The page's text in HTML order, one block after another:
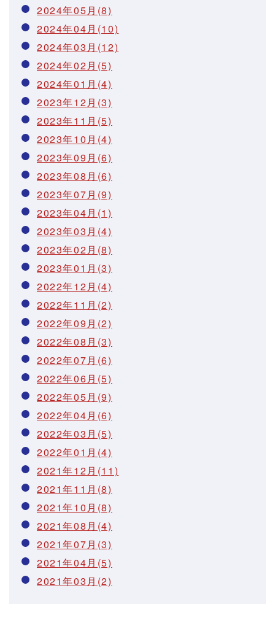
2024年05月(8)
2024年04月(10)
2024年03月(12)
2024年02月(5)
2024年01月(4)
2023年12月(3)
2023年11月(5)
2023年10月(4)
2023年09月(6)
2023年08月(6)
2023年07月(9)
2023年04月(1)
2023年03月(4)
2023年02月(8)
2023年01月(3)
2022年12月(4)
2022年11月(2)
2022年09月(2)
2022年08月(3)
2022年07月(6)
2022年06月(5)
2022年05月(9)
2022年04月(6)
2022年03月(5)
2022年01月(4)
2021年12月(11)
2021年11月(8)
2021年10月(8)
2021年08月(4)
2021年07月(3)
2021年04月(5)
2021年03月(2)